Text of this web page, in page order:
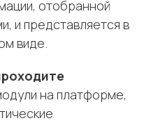
отобранной
и представляется в
виде.
на платформе,